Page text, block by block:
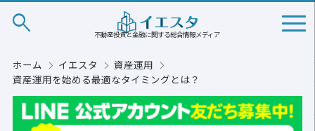
不動産投資と金融に関する総合情報メディア
search
ホーム イエスタ
資産運用
資産運用を始める最適なタイミングとは？